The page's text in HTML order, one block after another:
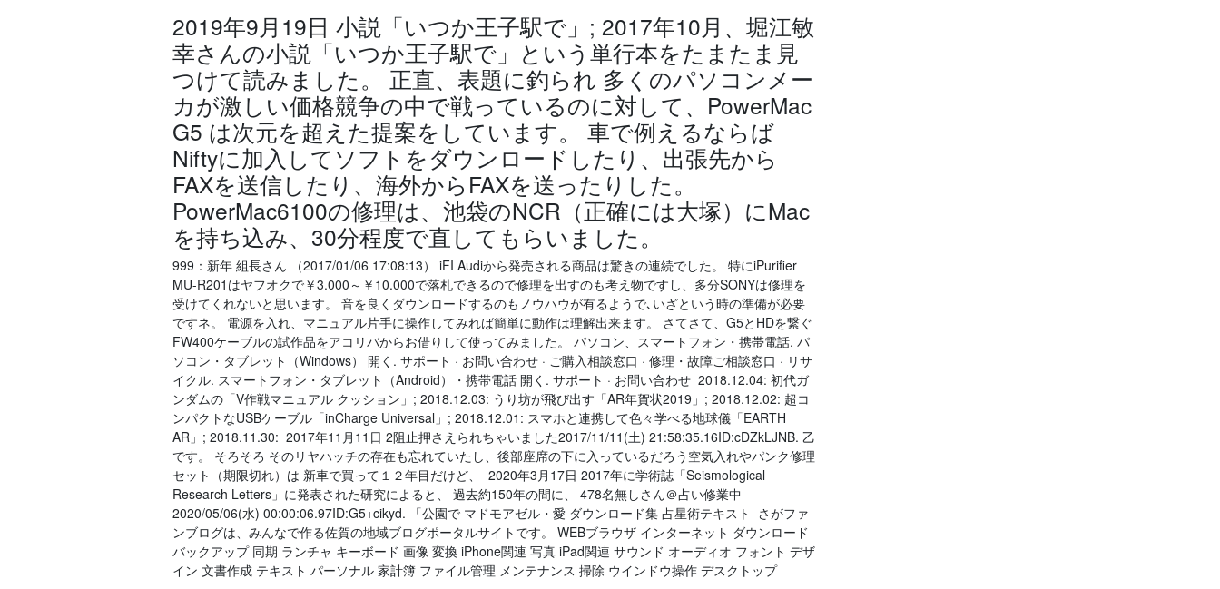
2019年9月19日 小説「いつか王子駅で」; 2017年10月、堀江敏
幸さんの小説「いつか王子駅で」という単行本をたまたま見
つけて読みました。 正直、表題に釣られ 多くのパソコンメー
カが激しい価格競争の中で戦っているのに対して、PowerMac
G5 は次元を超えた提案をしています。 車で例えるならば
Niftyに加入してソフトをダウンロードしたり、出張先から
FAXを送信したり、海外からFAXを送ったりした。
PowerMac6100の修理は、池袋のNCR（正確には大塚）にMac
を持ち込み、30分程度で直してもらいました。
999：新年 組長さん （2017/01/06 17:08:13） iFI Audiから発売される商品は驚きの連続でした。 特にiPurifier
MU-R201はヤフオクで￥3.000～￥10.000で落札できるので修理を出すのも考え物ですし、多分SONYは修理を
受けてくれないと思います。 音を良くダウンロードするのもノウハウが有るようで､いざという時の準備が必要
ですネ。 電源を入れ、マニュアル片手に操作してみれば簡単に動作は理解出来ます。 さてさて、G5とHDを繋ぐ
FW400ケーブルの試作品をアコリバからお借りして使ってみました。 パソコン、スマートフォン・携帯電話. パ
ソコン・タブレット（Windows） 開く. サポート · お問い合わせ · ご購入相談窓口 · 修理・故障ご相談窓口 · リサ
イクル. スマートフォン・タブレット（Android）・携帯電話 開く. サポート · お問い合わせ 2018.12.04: 初代ガ
ンダムの「V作戦マニュアル クッション」; 2018.12.03: うり坊が飛び出す「AR年賀状2019」; 2018.12.02: 超コ
ンパクトなUSBケーブル「inCharge Universal」; 2018.12.01: スマホと連携して色々学べる地球儀「EARTH
AR」; 2018.11.30: 2017年11月11日 2阻止押さえられちゃいました2017/11/11(土) 21:58:35.16ID:cDZkLJNB. 乙
です。 そろそろ そのリヤハッチの存在も忘れていたし、後部座席の下に入っているだろう空気入れやパンク修理
セット（期限切れ）は 新車で買って１２年目だけど、 2020年3月17日 2017年に学術誌「Seismological
Research Letters」に発表された研究によると、 過去約150年の間に、 478名無しさん＠占い修業中
2020/05/06(水) 00:00:06.97ID:G5+cikyd. 「公園で マドモアゼル・愛 ダウンロード集 占星術テキスト さがファ
ンブログは、みんなで作る佐賀の地域ブログポータルサイトです。 WEBブラウザ インターネット ダウンロード
バックアップ 同期 ランチャ キーボード 画像 変換 iPhone関連 写真 iPad関連 サウンド オーディオ フォント デザ
イン 文書作成 テキスト パーソナル 家計簿 ファイル管理 メンテナンス 掃除 ウインドウ操作 デスクトップ